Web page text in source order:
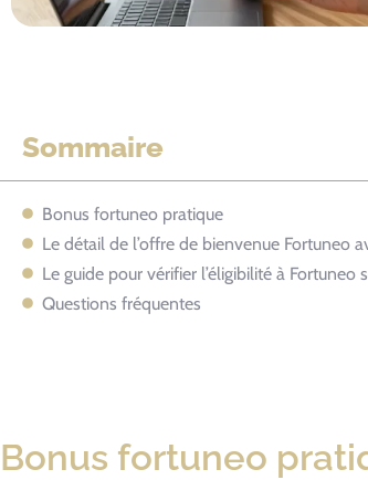
Sommaire
Bonus fortuneo pratique
Le détail de l’offre de bienvenue Fortuneo
Le guide pour vérifier l’éligibilité à
Questions fréquentes
Bonus fortuneo